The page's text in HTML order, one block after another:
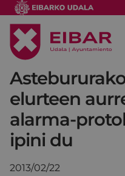
elurteen
alarma-
ipini du
2013/02/22